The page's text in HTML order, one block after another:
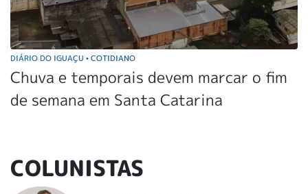
DIÁRIO DO IGUAÇU • COTIDIANO
Chuva e temporais devem marcar o fim
de semana em Santa Catarina
COLUNISTAS